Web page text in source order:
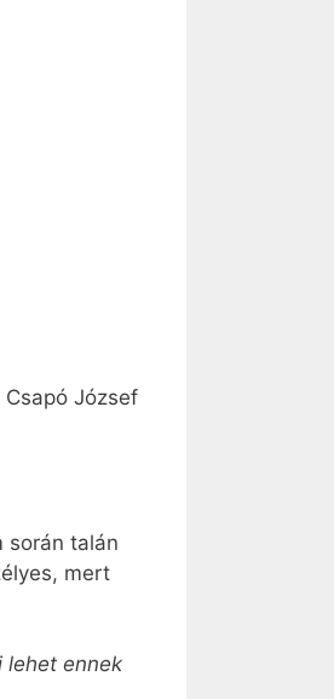
Csapó József
során talán
mert
lehet ennek